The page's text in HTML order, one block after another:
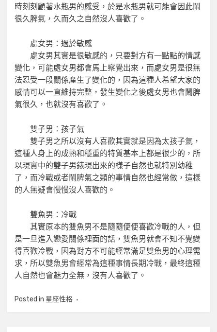
時刻刻顧著水瓶男的感受，於是水瓶男就可能會因此鬧
很久脾氣，久而久之自然沒人喜歡了。
處女男：過於敏感
處女男其實是很敏感的，只要對方有一點點的情感
變化，可能處女男都會馬上察覺出來，而處女男是很無
法忍受一段關係產生了變化的，因為這種人希望大家的
感情可以一直維持完整，發生變化之後處女男也會鬧脾
氣很久，也就沒有喜歡了。
雙子男：孩子氣
雙子男之所以沒有人喜歡其實就是因為太孩子氣，
這種人身上的成熟和穩重的特質基本上都是很少的，所
以現實中的雙子男錶現出來的樣子自然也就特別幼稚
了，而冷戰或者鬧脾氣之類的事情自然也經常做，這樣
的人無疑會慢慢沒人喜歡的。
雙魚男：冷戰
其實原本的雙魚男不是隨隨便便喜歡冷戰的人，但
是一旦進入戀愛關係裡面的話，雙魚男就會不知不覺變
得喜歡冷戰，因為對方不可能經常滿足雙魚男的心理需
求，所以雙魚男會經常為這種事情長期冷戰，最終這種
人自然也會魅力全無，沒有人喜歡了。
Posted in 星座性格